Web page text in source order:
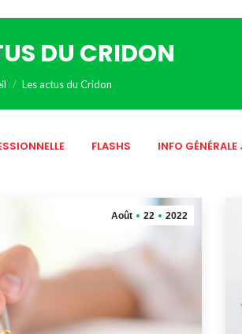
DU CRIDON
Les actus du Cridon
FLASHS INFO
Août 22 2022